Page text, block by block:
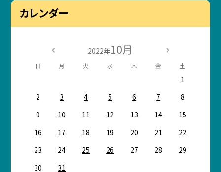
カレンダー
2022年10月
日 月 火 水 木 金 土
1
2
3 4 5 6 7
8
9
10 11 12 13 14
15
16
17 18 19 20 21
22
23
24 25 26 27 28
29
30
31